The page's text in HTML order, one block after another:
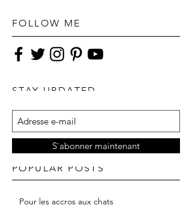
FOLLOW ME
STAY UPDATED
POPULAR POSTS
Pour les accros aux chats
S`abonner maintenant